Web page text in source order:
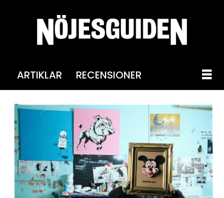
ARTIKLAR RECENSIONER